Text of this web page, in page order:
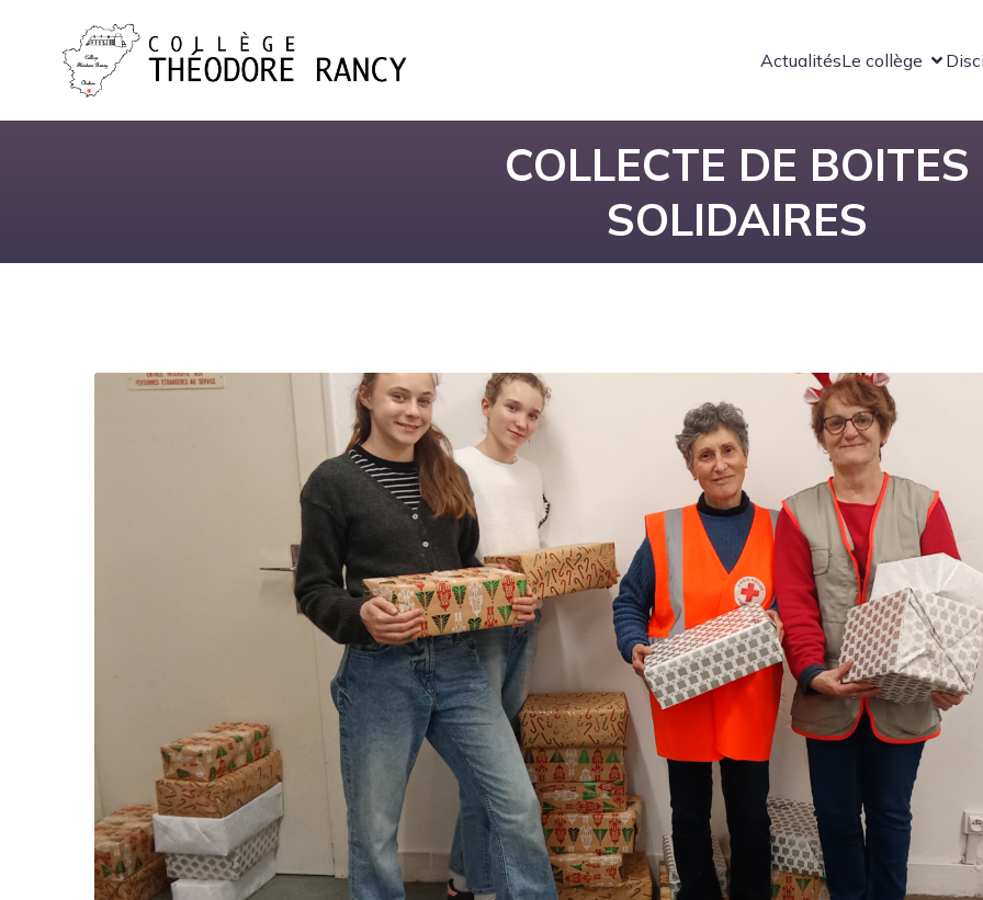
ActualitésLe collège
COLLECTE DE BOITES
SOLIDAIRES